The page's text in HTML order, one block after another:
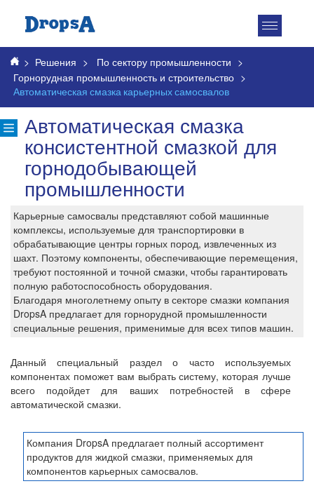
Toggle
> Решения > По сектору промышленности >
Горнорудная промышленность и строительство >
Автоматическая смазка карьерных самосвалов
Автоматическая смазка
консистентной смазкой для
горнодобывающей
промышленности
Карьерные самосвалы представляют собой машинные
комплексы, используемые для транспортировки в
обрабатывающие центры горных пород, извлеченных из
шахт. Поэтому компоненты, обеспечивающие перемещения,
требуют постоянной и точной смазки, чтобы гарантировать
полную работоспособность оборудования.
Благодаря многолетнему опыту в секторе смазки компания
DropsA предлагает для горнорудной промышленности
специальные решения, применимые для всех типов машин.
Данный специальный раздел о часто используемых
компонентах поможет вам выбрать систему, которая лучше
всего подойдет для ваших потребностей в сфере
автоматической смазки.
Компания DropsA предлагает полный ассортимент
продуктов для жидкой смазки, применяемых для
компонентов карьерных самосвалов.